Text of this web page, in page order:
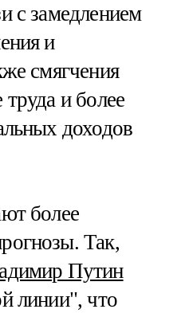
с замедлением
и
смягчения
и более
доходов
более
Так,
Путин
линии", что